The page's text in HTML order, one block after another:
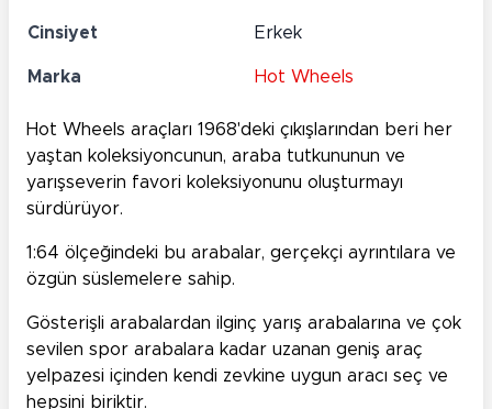
Cinsiyet Erkek
Marka Hot Wheels
Hot Wheels araçları 1968'deki çıkışlarından beri her
yaştan koleksiyoncunun, araba tutkununun ve
yarışseverin favori koleksiyonunu oluşturmayı
sürdürüyor.
1:64 ölçeğindeki bu arabalar, gerçekçi ayrıntılara ve
özgün süslemelere sahip.
Gösterişli arabalardan ilginç yarış arabalarına ve çok
sevilen spor arabalara kadar uzanan geniş araç
yelpazesi içinden kendi zevkine uygun aracı seç ve
hepsini biriktir.